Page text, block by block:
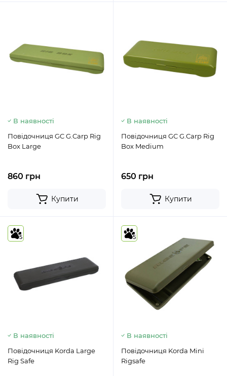
В наявності
Повідочниця GC G.Carp Rig
Box Large
860 грн
Купити
В наявності
Повідочниця GC G.Carp Rig
Box Medium
650 грн
Купити
5
В наявності
Повідочниця Korda Large
Rig Safe
5
В наявності
Повідочниця Korda Mini
Rigsafe